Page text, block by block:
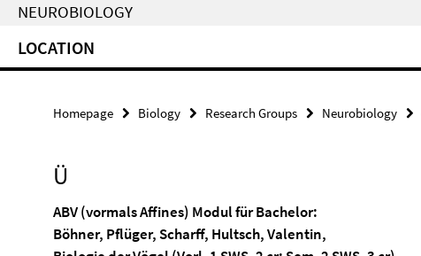
NEUROBIOLOGY
LOCATION
Homepage Biology Research Groups Neurobiology
Ü
ABV (vormals Affines) Modul für Bachelor:
Böhner, Pflüger, Scharff, Hultsch, Valentin,